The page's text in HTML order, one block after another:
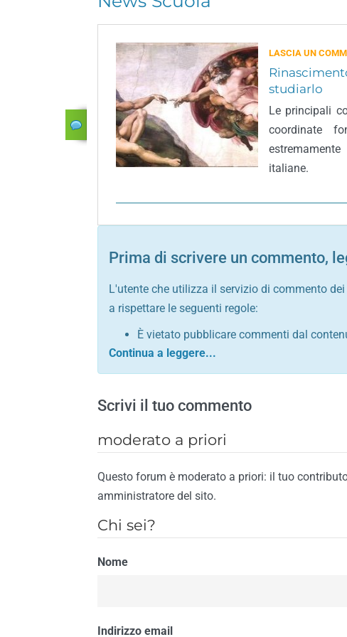
LASCIA UN
studiarlo
Le principali
coordinate
italiane.
Prima di scrivere un commento,
L'utente che utilizza il servizio di commento
a rispettare le seguenti regole:
È vietato pubblicare commenti dal
comunque contrario alle leggi dello Stato
Sono vietati commenti in tono sacrilego,
È vietato pubblicare commenti contrari al
È vietato pubblicare commenti lesivi
È vietato pubblicare commenti razzisti
religione
È vietato pubblicare commenti contrari
È vietato pubblicare commenti inerenti
Il riscontro della violazione anche di una sola
Scrivi il tuo commento
moderato a priori
Questo forum è moderato a priori: il tuo
amministratore del sito.
Chi sei?
Nome
Indirizzo email